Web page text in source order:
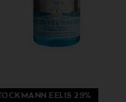
EELIS 29%